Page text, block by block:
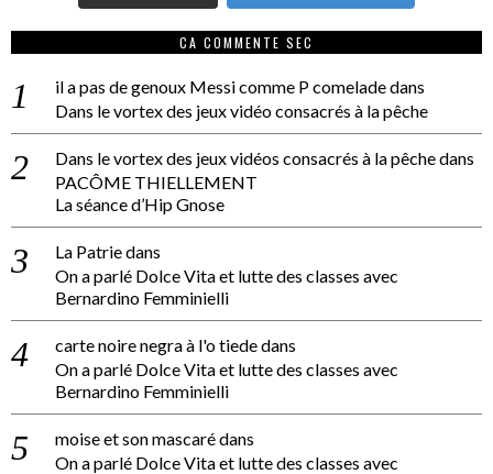
CA COMMENTE SEC
il a pas de genoux Messi comme P comeladedans
Dans le vortex des jeux vidéo consacrés à la pêche
Dans le vortex des jeux vidéos consacrés à la pêchedans
PACÔME THIELLEMENT
La séance d’Hip Gnose
La Patriedans
On a parlé Dolce Vita et lutte des classes avec
Bernardino Femminielli
carte noire negra à l'o tiededans
On a parlé Dolce Vita et lutte des classes avec
Bernardino Femminielli
moise et son mascarédans
On a parlé Dolce Vita et lutte des classes avec